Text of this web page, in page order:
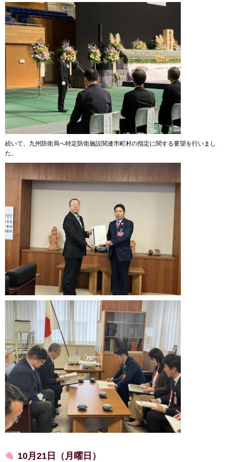
続いて、九州防衛局へ特定防衛施設関連市町村の指定に関する要望を行いまし
た。
10月21日（月曜日）